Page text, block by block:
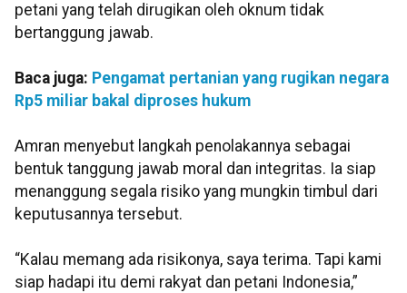
petani yang telah dirugikan oleh oknum tidak
bertanggung jawab.
Baca juga: Pengamat pertanian yang rugikan negara
Rp5 miliar bakal diproses hukum
Amran menyebut langkah penolakannya sebagai
bentuk tanggung jawab moral dan integritas. Ia siap
menanggung segala risiko yang mungkin timbul dari
keputusannya tersebut.
“Kalau memang ada risikonya, saya terima. Tapi kami
siap hadapi itu demi rakyat dan petani Indonesia,”